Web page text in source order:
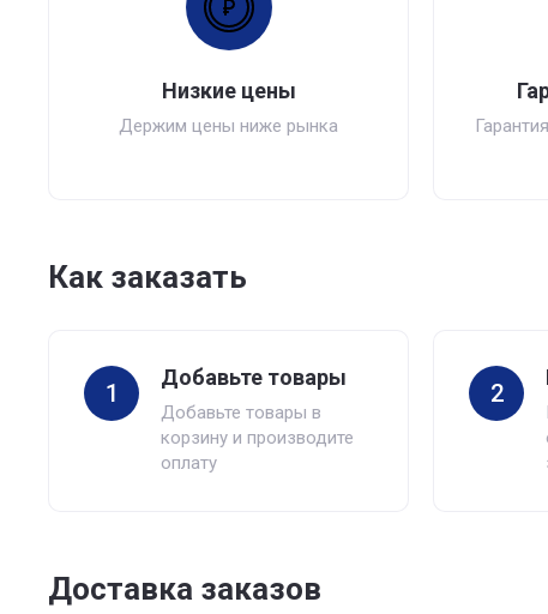
Низкие цены
Держим цены ниже рынка
Как заказать
1
Добавьте товары
Добавьте товары в
корзину и производите
оплату
2
Доставка заказов